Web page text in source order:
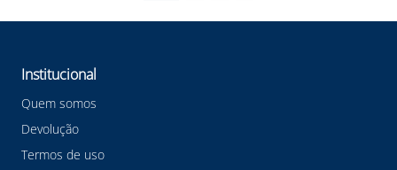
Institucional
Quem somos
Devolução
Termos de uso